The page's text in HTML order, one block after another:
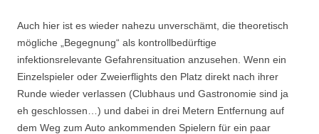
Auch hier ist es wieder nahezu unverschämt, die theoretisch
mögliche „Begegnung“ als kontrollbedürftige
infektionsrelevante Gefahrensituation anzusehen. Wenn ein
Einzelspieler oder Zweierflights den Platz direkt nach ihrer
Runde wieder verlassen (Clubhaus und Gastronomie sind ja
eh geschlossen…) und dabei in drei Metern Entfernung auf
dem Weg zum Auto ankommenden Spielern für ein paar